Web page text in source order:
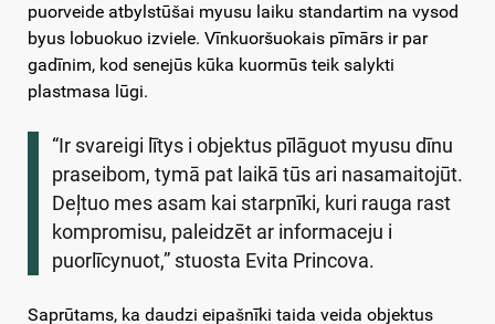
puorveide atbylstūšai myusu laiku standartim na vysod
byus lobuokuo izviele. Vīnkuoršuokais pīmārs ir par
gadīnim, kod senejūs kūka kuormūs teik salykti
plastmasa lūgi.
“Ir svareigi lītys i objektus pīlāguot myusu dīnu
praseibom, tymā pat laikā tūs ari nasamaitojūt.
Deļtuo mes asam kai starpnīki, kuri rauga rast
kompromisu, paleidzēt ar informaceju i
puorlīcynuot,” stuosta Evita Princova.
Saprūtams, ka daudzi eipašnīki taida veida objektus